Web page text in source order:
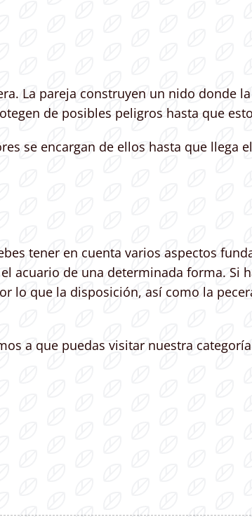
La pareja construyen un nido donde
de posibles peligros hasta que
se encargan de ellos hasta que
tener en cuenta varios aspectos
acuario de una determinada forma. Si
lo que la disposición, así como la
a que puedas visitar nuestra categoría